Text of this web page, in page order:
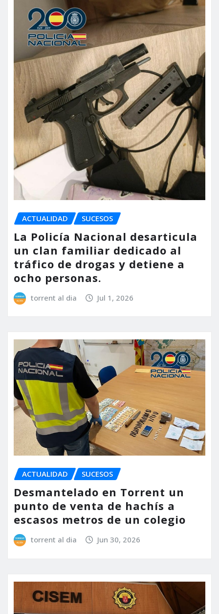
ACTUALIDAD SUCESOS
La Policía Nacional desarticula
un clan familiar dedicado al
tráfico de drogas y detiene a
ocho personas.
torrent al dia Jul 1, 2026
ACTUALIDAD SUCESOS
Desmantelado en Torrent un
punto de venta de hachís a
escasos metros de un colegio
torrent al dia Jun 30, 2026